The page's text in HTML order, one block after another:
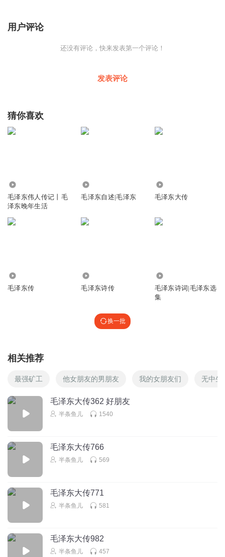
用户评论
还没有评论，快来发表第一个评论！
发表评论
猜你喜欢
毛泽东伟人传记丨毛
泽东晚年生活
毛泽东自述|毛泽东 毛泽东大传
毛泽东传 毛泽东诗传
毛泽东诗词|毛泽东选
集
换一批
相关推荐
最强矿工 他女朋友的男朋友 我的女朋友们 无中生
毛泽东大传362 好朋友
半条鱼儿 1540
毛泽东大传766
半条鱼儿 569
毛泽东大传771
半条鱼儿 581
毛泽东大传982
半条鱼儿 457